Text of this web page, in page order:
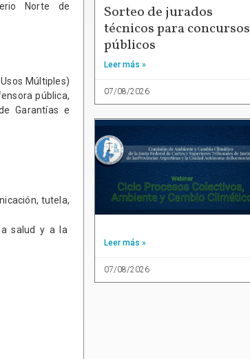
Norte de
Múltiples)
pública,
Garantías e
tutela,
salud y a la
Sorteo de jurados
técnicos para concursos
públicos
Leer más »
07/08/2026
Leer más »
07/08/2026